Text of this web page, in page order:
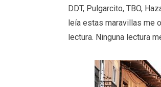
DDT, Pulgarcito, TBO,
leía estas maravillas me
lectura. Ninguna lectura